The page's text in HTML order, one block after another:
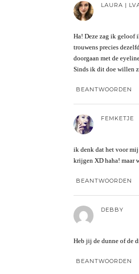
LAURA |
Ha! Deze zag ik geloof
trouwens precies
doorgaan met de
Sinds ik dit doe willen
BEANTWOORDEN
FEMKETJE
ik denk dat het voor
krijgen XD haha! maar
BEANTWOORDEN
DEBBY
Heb jij de dunne of de
BEANTWOORDEN